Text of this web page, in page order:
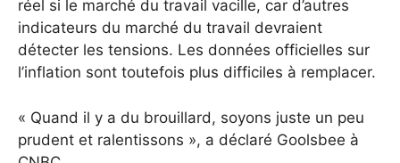
réel si le marché du travail vacille, car d’autres
indicateurs du marché du travail devraient
détecter les tensions. Les données officielles sur
l’inflation sont toutefois plus difficiles à remplacer.
« Quand il y a du brouillard, soyons juste un peu
prudent et ralentissons », a déclaré Goolsbee à